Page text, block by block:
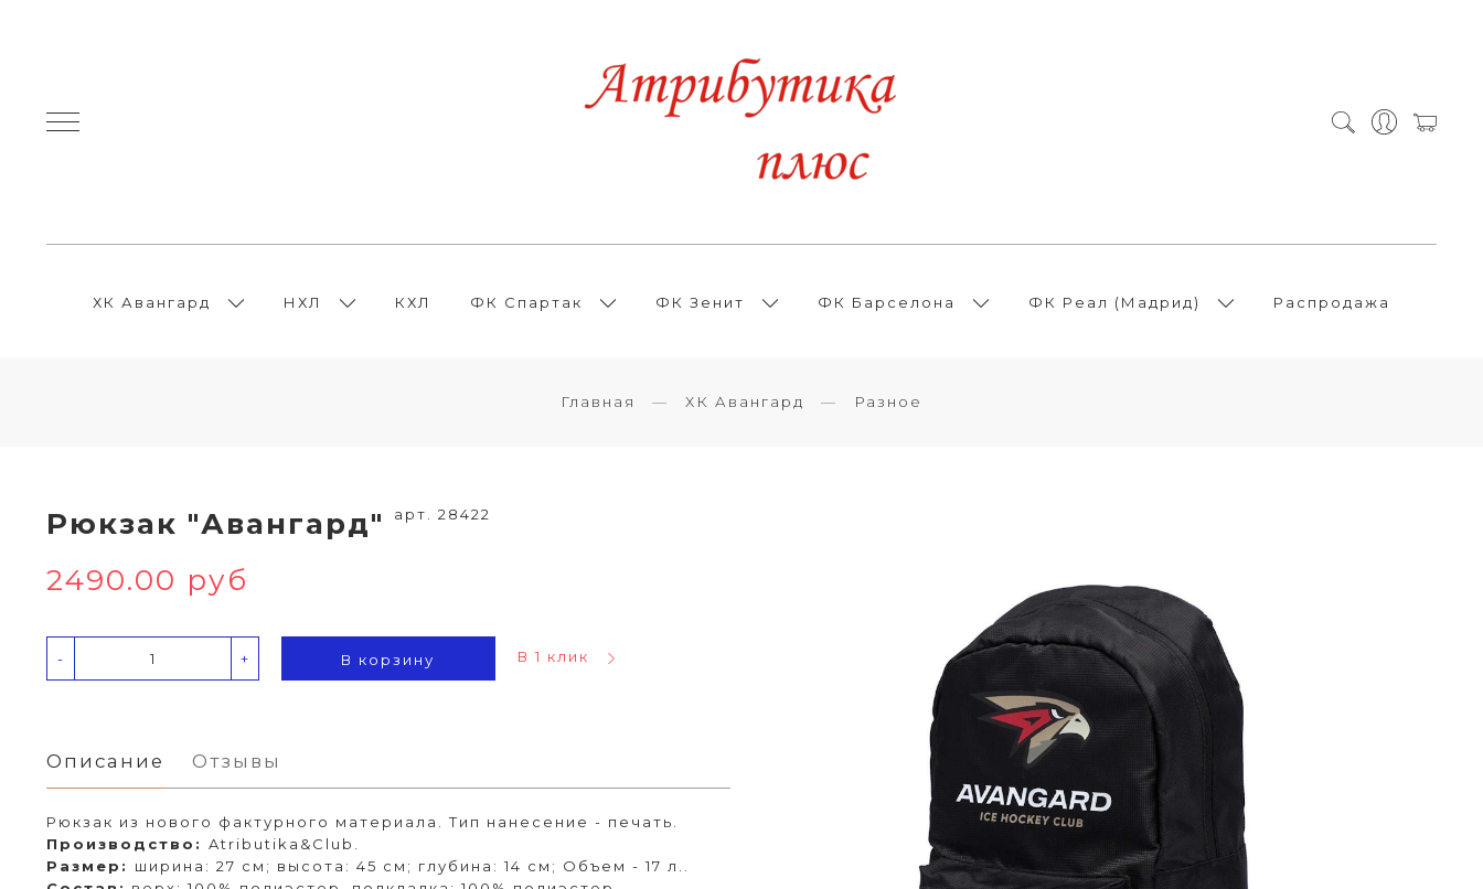
ХК Авангард НХЛ КХЛ ФК Спартак ФК Зенит ФК Барселона ФК Реал (Мадрид) Распродажа
Главная ХК Авангард Разное
Рюкзак "Авангард" арт. 28422
2490.00 руб
- + В корзину В 1 клик
Описание Отзывы
Рюкзак из нового фактурного материала. Тип нанесение - печать.
Производство: Atributika&Club.
Размер:
ширина: 27 см; высота: 45 см; глубина: 14 см; Объем - 17 л..